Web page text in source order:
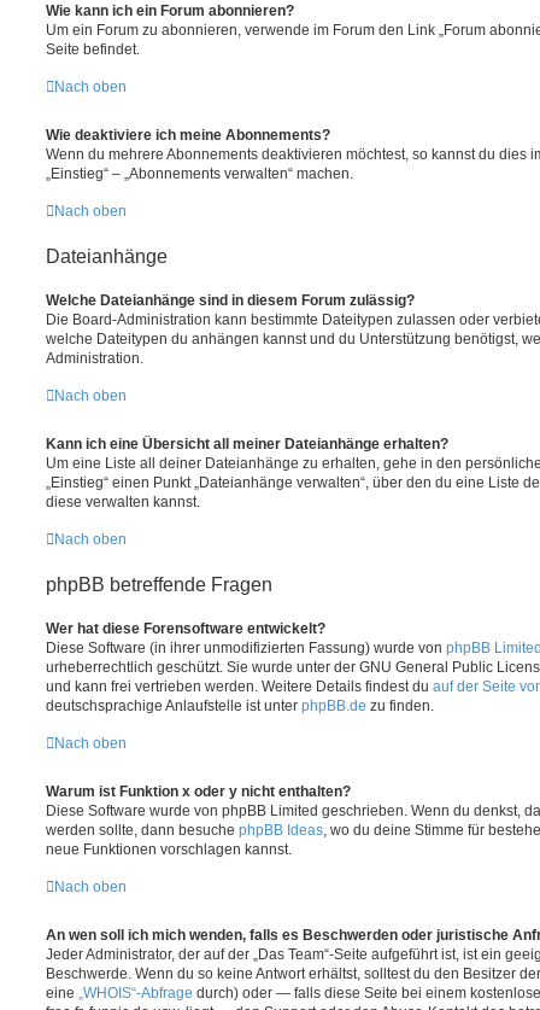
Wie kann ich ein Forum abonnieren?
Um ein Forum zu abonnieren, verwende im Forum den Link „Forum
Seite befindet.
Nach oben
Wie deaktiviere ich meine Abonnements?
Wenn du mehrere Abonnements deaktivieren möchtest, so kannst du dies
„Einstieg“ – „Abonnements verwalten“ machen.
Nach oben
Dateianhänge
Welche Dateianhänge sind in diesem Forum zulässig?
Die Board-Administration kann bestimmte Dateitypen zulassen oder
welche Dateitypen du anhängen kannst und du Unterstützung benötigst,
Administration.
Nach oben
Kann ich eine Übersicht all meiner Dateianhänge erhalten?
Um eine Liste all deiner Dateianhänge zu erhalten, gehe in den
„Einstieg“ einen Punkt „Dateianhänge verwalten“, über den du eine Liste
diese verwalten kannst.
Nach oben
phpBB betreffende Fragen
Wer hat diese Forensoftware entwickelt?
Diese Software (in ihrer unmodifizierten Fassung) wurde von phpBB
urheberrechtlich geschützt. Sie wurde unter der GNU General Public
und kann frei vertrieben werden. Weitere Details findest du auf der Seite
deutschsprachige Anlaufstelle ist unter phpBB.de zu finden.
Nach oben
Warum ist Funktion x oder y nicht enthalten?
Diese Software wurde von phpBB Limited geschrieben. Wenn du denkst,
werden sollte, dann besuche phpBB Ideas , wo du deine Stimme für
neue Funktionen vorschlagen kannst.
Nach oben
An wen soll ich mich wenden, falls es Beschwerden oder juristische
Jeder Administrator, der auf der „Das Team“-Seite aufgeführt ist, ist ein
Beschwerde. Wenn du so keine Antwort erhältst, solltest du den Besitzer
eine „WHOIS“-Abfrage durch) oder — falls diese Seite bei einem